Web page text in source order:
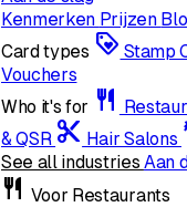
Kenmerken Prijzen
Card types loyalty Stamp
Vouchers
Who it's for restaurant
& QSR content_cut Hair Salons
See all industries Aan
restaurant Voor Restaurants